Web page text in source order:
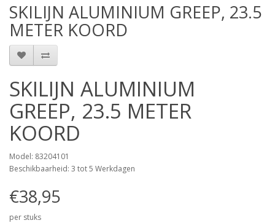
SKILIJN ALUMINIUM GREEP, 23.5
METER KOORD
SKILIJN ALUMINIUM
GREEP, 23.5 METER
KOORD
Model: 83204101
Beschikbaarheid: 3 tot 5 Werkdagen
€38,95
per stuks